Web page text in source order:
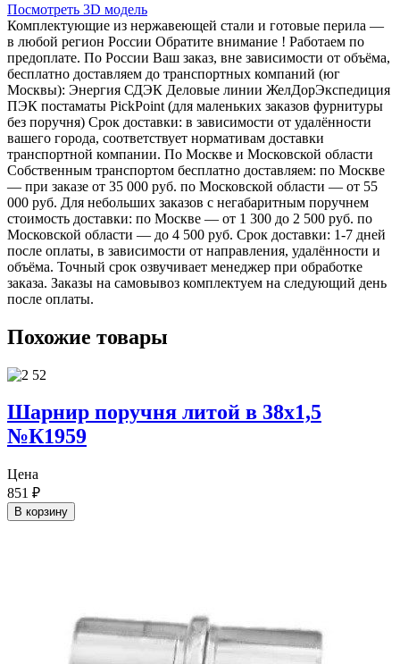
Посмотреть 3D модель
Комплектующие из нержавеющей стали и готовые перила —
в любой регион России Обратите внимание ! Работаем по
предоплате. По России Ваш заказ, вне зависимости от объёма,
бесплатно доставляем до транспортных компаний (юг
Москвы): Энергия СДЭК Деловые линии ЖелДорЭкспедиция
ПЭК постаматы PickPoint (для маленьких заказов фурнитуры
без поручня) Срок доставки: в зависимости от удалённости
вашего города, соответствует нормативам доставки
транспортной компании. По Москве и Московской области
Собственным транспортом бесплатно доставляем: по Москве
— при заказе от 35 000 руб. по Московской области — от 55
000 руб. Для небольших заказов с негабаритным поручнем
стоимость доставки: по Москве — от 1 300 до 2 500 руб. по
Московской области — до 4 500 руб. Срок доставки: 1-7 дней
после оплаты, в зависимости от направления, удалённости и
объёма. Точный срок озвучивает менеджер при обработке
заказа. Заказы на самовывоз комплектуем на следующий день
после оплаты.
Похожие товары
Шарнир поручня литой в 38х1,5
№К1959
Цена
851 ₽
В корзину